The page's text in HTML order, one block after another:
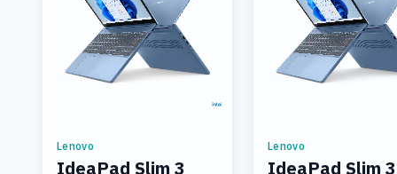
Lenovo
IdeaPad Slim 3
Lenovo
IdeaPad Slim 3